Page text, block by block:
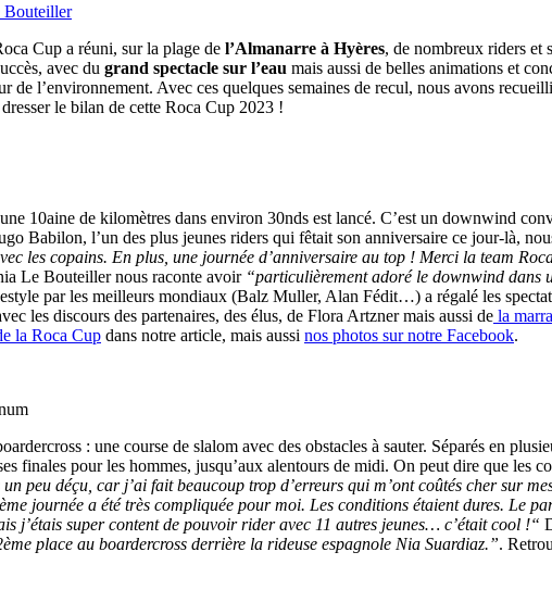
Bouteiller
Cup a réuni, sur la plage de l’Almanarre à Hyères, de nombreux riders et
avec du grand spectacle sur l’eau mais aussi de belles animations et
de l’environnement. Avec ces quelques semaines de recul, nous avons
le bilan de cette Roca Cup 2023 !
10aine de kilomètres dans environ 30nds est lancé. C’est un downwind
Babilon, l’un des plus jeunes riders qui fêtait son anniversaire ce jour-là,
les copains. En plus, une journée d’anniversaire au top ! Merci la team
Le Bouteiller nous raconte avoir “particulièrement adoré le downwind dans
par les meilleurs mondiaux (Balz Muller, Alan Fédit…) a régalé les
les discours des partenaires, des élus, de Flora Artzner mais aussi de la
la Roca Cup dans notre article, mais aussi nos photos sur notre Facebook.
: une course de slalom avec des obstacles à sauter. Séparés en
finales pour les hommes, jusqu’aux alentours de midi. On peut dire que les
peu déçu, car j’ai fait beaucoup trop d’erreurs qui m’ont coûtés cher sur
journée a été très compliquée pour moi. Les conditions étaient dures. Le
j’étais super content de pouvoir rider avec 11 autres jeunes… c’était cool !“
place au boardercross derrière la rideuse espagnole Nia Suardiaz.”.